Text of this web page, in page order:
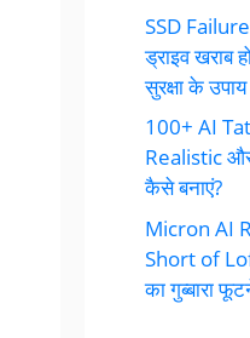
SSD
ड्राइव
सुरक्षा के उपाय
100+ AI
Realistic
कैसे बनाएं?
Micron AI
Short of
का गुब्बारा